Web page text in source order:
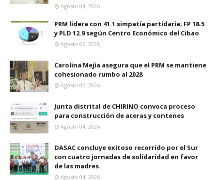
Agosto 04, 2026
PRM lidera con 41.1 simpatía partidaria; FP 18.5
y PLD 12.9 según Centro Económico del Cibao
Agosto 06, 2026
Carolina Mejía asegura que el PRM se mantiene
cohesionado rumbo al 2028
Agosto 05, 2026
Junta distrital de CHIRINO convoca proceso
para construcción de aceras y contenes
Agosto 04, 2026
DASAC concluye exitoso recorrido por el Sur
con cuatro jornadas de solidaridad en favor
de las madres.
Agosto 04, 2026